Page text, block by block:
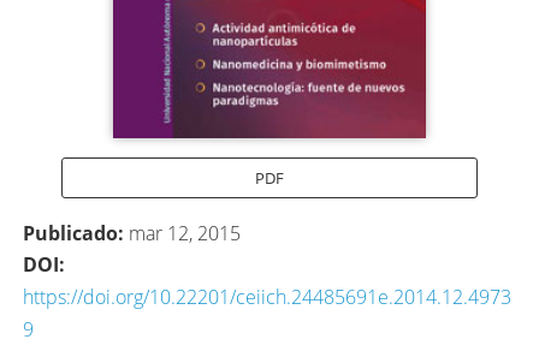
PDF
Publicado: mar 12, 2015
DOI:
https://doi.org/10.22201/ceiich.24485691e.2014.12.4973
9